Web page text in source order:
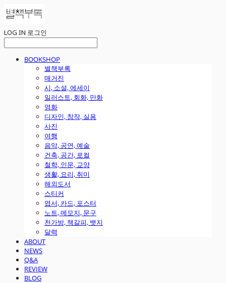
LOG IN 로그인
BOOKSHOP
별책부록
매거진
시, 소설, 에세이
일러스트, 회화, 만화
영화
디자인, 창작, 실용
사진
여행
음악, 공연, 예술
건축, 공간, 로컬
철학, 인문, 교양
생활, 요리, 취미
해외도서
스티커
엽서, 카드, 포스터
노트, 메모지, 문구
천가방, 책갈피, 뱃지
달력
ABOUT
NEWS
Q&A
REVIEW
BLOG